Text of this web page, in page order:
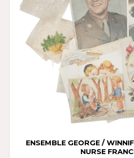
ENSEMBLE GEORGE /
NURSE